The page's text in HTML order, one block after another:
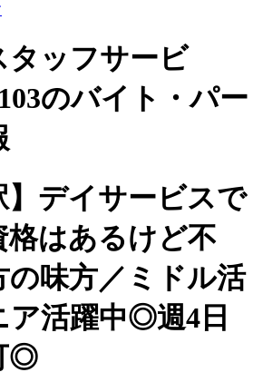
タッフサービ
のバイト・パー
】デイサービスで
格はあるけど不
の味方／ミドル活
活躍中◎週4日
◎